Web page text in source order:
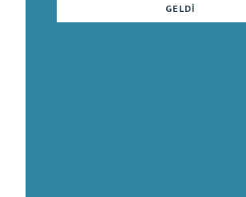
GELDI